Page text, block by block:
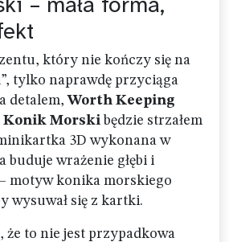
który nie kończy się na
tylko naprawdę przyciąga
detalem,Worth Keeping
Konik Morski będzie strzałem
3D wykonana w
wrażenie głębi i
motyw konika morskiego
wysuwał się z kartki.
że to nie jest przypadkowa